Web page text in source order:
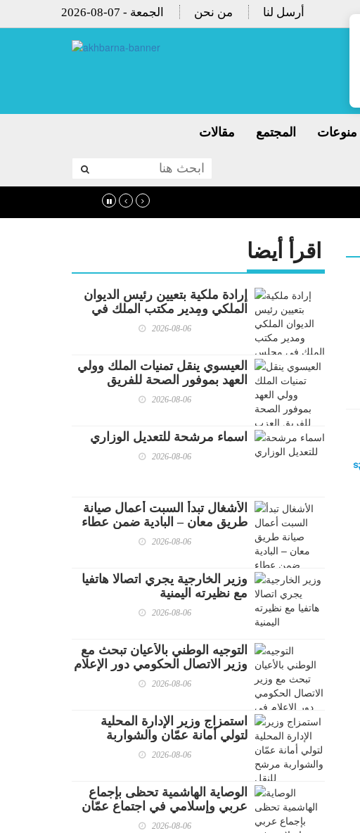
2026-08-07 - الجمعة من نحن أرسل لنا
منوعات المجتمع مقالات
اقرأ أيضا
إرادة ملكية بتعيين رئيس الديوان
الملكي ومدير مكتب الملك في
مجلس الأمن القومي
2026-08-06
العيسوي ينقل تمنيات الملك وولي
العهد بموفور الصحة للفريق
العزب واللواء العبادي
2026-08-06
اسماء مرشحة للتعديل الوزاري
2026-08-06
الأشغال تبدأ السبت أعمال صيانة
طريق معان – البادية ضمن عطاء
صيانة طرق إقليم الجنوب
2026-08-06
وزير الخارجية يجري اتصالا هاتفيا
مع نظيرته اليمنية
2026-08-06
التوجيه الوطني بالأعيان تبحث مع
وزير الاتصال الحكومي دور الإعلام
في تعزيز الوعي إزاء المستجدات
2026-08-06
استمزاج وزير الإدارة المحلية
لتولي أمانة عمّان والشواربة
مرشح للنقل2026-08-06
الوصاية الهاشمية تحظى بإجماع
عربي وإسلامي في اجتماع عمّان
2026-08-06